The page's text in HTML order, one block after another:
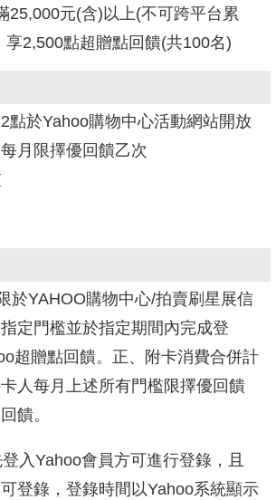
25,000元(含)以上(不可跨平台累
享2,500點超贈點回饋(共100名)
點於Yahoo購物中心活動網站開放
月限擇優回饋乙次
於YAHOO購物中心/拍賣刷星展信
定門檻並於指定期間內完成登
超贈點回饋。正、附卡消費合併計
人每月上述所有門檻限擇優回饋
饋。
入Yahoo會員方可進行登錄，且
登錄，登錄時間以Yahoo系統顯示